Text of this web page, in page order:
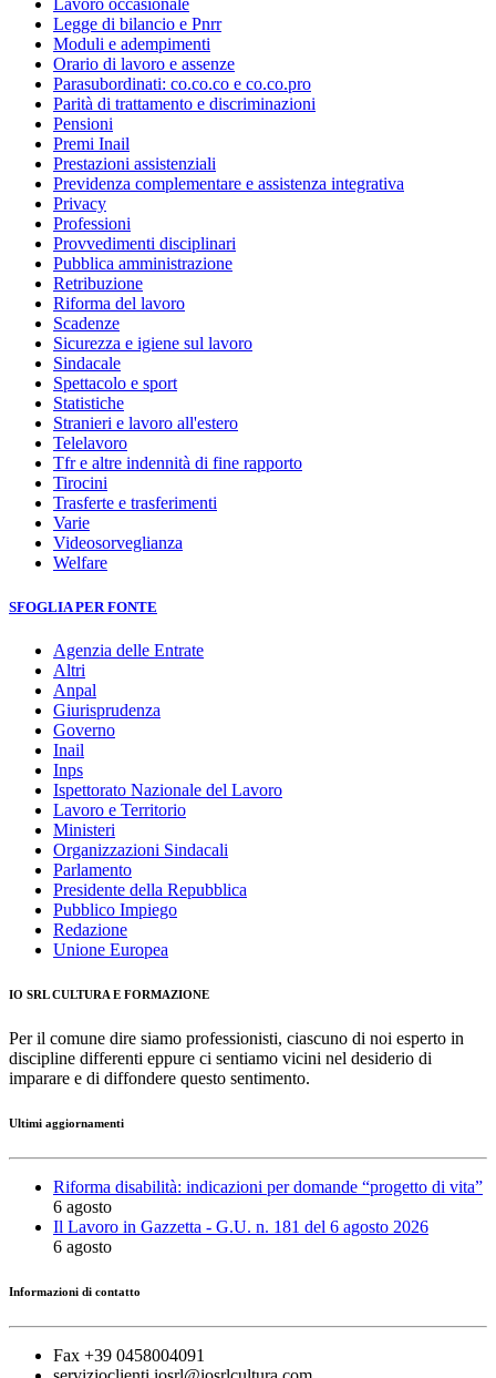
Lavoro occasionale
Legge di bilancio e Pnrr
Moduli e adempimenti
Orario di lavoro e assenze
Parasubordinati: co.co.co e co.co.pro
Parità di trattamento e discriminazioni
Pensioni
Premi Inail
Prestazioni assistenziali
Previdenza complementare e assistenza integrativa
Privacy
Professioni
Provvedimenti disciplinari
Pubblica amministrazione
Retribuzione
Riforma del lavoro
Scadenze
Sicurezza e igiene sul lavoro
Sindacale
Spettacolo e sport
Statistiche
Stranieri e lavoro all'estero
Telelavoro
Tfr e altre indennità di fine rapporto
Tirocini
Trasferte e trasferimenti
Varie
Videosorveglianza
Welfare
SFOGLIA PER FONTE
Agenzia delle Entrate
Altri
Anpal
Giurisprudenza
Governo
Inail
Inps
Ispettorato Nazionale del Lavoro
Lavoro e Territorio
Ministeri
Organizzazioni Sindacali
Parlamento
Presidente della Repubblica
Pubblico Impiego
Redazione
Unione Europea
IO SRL CULTURA E FORMAZIONE
Per il comune dire siamo professionisti, ciascuno di noi esperto in
discipline differenti eppure ci sentiamo vicini nel desiderio di
imparare e di diffondere questo sentimento.
Ultimi aggiornamenti
Riforma disabilità: indicazioni per domande “progetto di vita”
6 agosto
Il Lavoro in Gazzetta - G.U. n. 181 del 6 agosto 2026
6 agosto
Informazioni di contatto
Fax +39 0458004091